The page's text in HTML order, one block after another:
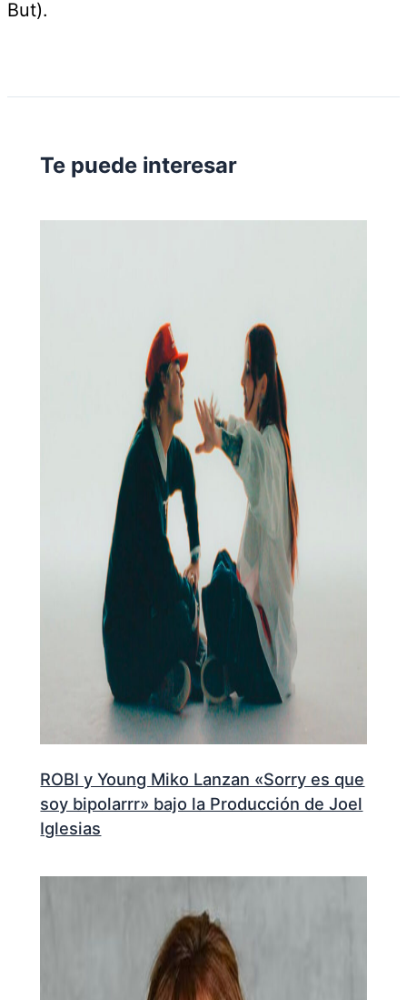
But).
Te puede interesar
ROBI y Young Miko Lanzan «Sorry es que
soy bipolarrr» bajo la Producción de Joel
Iglesias